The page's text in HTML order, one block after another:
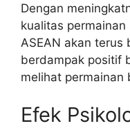
Dengan
kualitas
ASEAN akan terus
berdampak positif
melihat permainan
Efek